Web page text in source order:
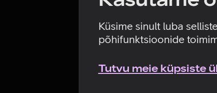
Küsime sinult luba
põhifunktsioonide
Tutvu meie küpsiste